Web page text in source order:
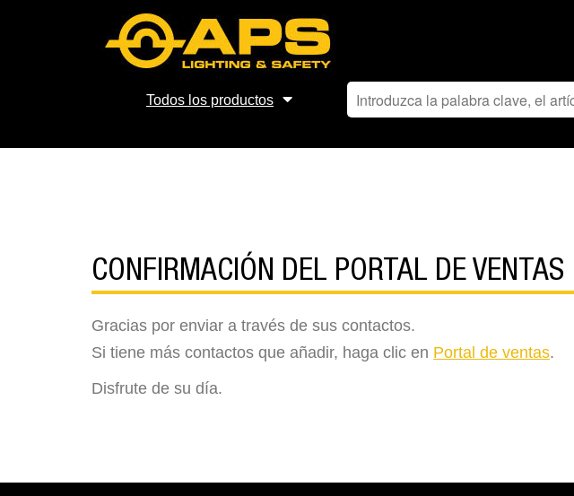
Todos los productos
CONFIRMACIÓN DEL PORTAL DE VENTAS
Gracias por enviar a través de sus contactos.
Si tiene más contactos que añadir, haga clic en Portal de ventas.
Disfrute de su día.